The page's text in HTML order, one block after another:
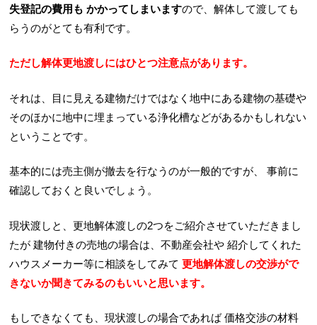
失登記の費用も かかってしまいますので、解体して渡しても
らうのがとても有利です。
ただし解体更地渡しにはひとつ注意点があります。
それは、目に見える建物だけではなく地中にある建物の基礎や
そのほかに地中に埋まっている浄化槽などがあるかもしれない
ということです。
基本的には売主側が撤去を行なうのが一般的ですが、
事前に
確認しておくと良いでしょう。
現状渡しと、更地解体渡しの2つをご紹介させていただきまし
たが 建物付きの売地の場合は、不動産会社や 紹介してくれた
ハウスメーカー等に相談をしてみて 更地解体渡しの交渉がで
きないか聞きてみるのもいいと思います。
もしできなくても、現状渡しの場合であれば価格交渉の材料